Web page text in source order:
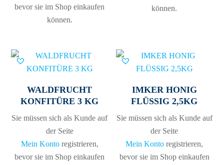
bevor sie im Shop einkaufen
können.
können.
WALDFRUCHT
KONFITÜRE 3 KG
Sie müssen sich als Kunde auf
der Seite
Mein Kontoregistrieren,
bevor sie im Shop einkaufen
IMKER HONIG
FLÜSSIG 2,5KG
Sie müssen sich als Kunde auf
der Seite
Mein Konto registrieren,
bevor sie im Shop einkaufen